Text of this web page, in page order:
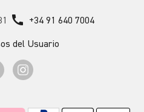
call +34 91 640 7004
del Usuario